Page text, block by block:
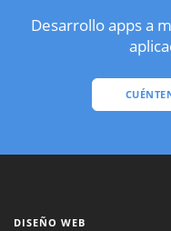
Desarrollo apps a
DISEÑO WEB